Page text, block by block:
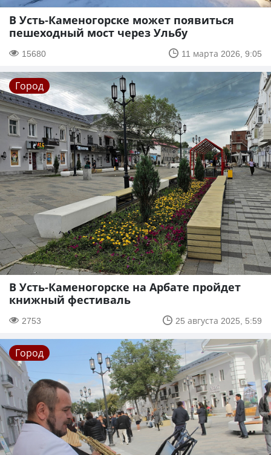
В Усть-Каменогорске может появиться
пешеходный мост через Ульбу
15680 11 марта 2026, 9:05
Город
В Усть-Каменогорске на Арбате пройдет
книжный фестиваль
2753 25 августа 2025, 5:59
Город